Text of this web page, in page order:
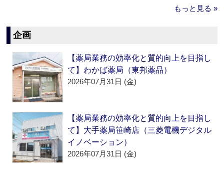
もっと見る »
企画
【薬局業務の効率化と質的向上を目指し
て】わかば薬局（東邦薬品）
2026年07月31日 (金)
【薬局業務の効率化と質的向上を目指し
て】大手薬局笹崎店（三菱電機デジタル
イノベーション）
2026年07月31日 (金)